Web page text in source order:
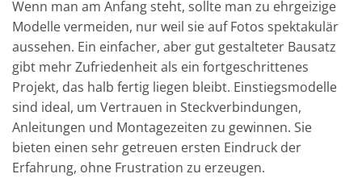
Wenn man am Anfang steht, sollte man zu ehrgeizige
Modelle vermeiden, nur weil sie auf Fotos spektakulär
aussehen. Ein einfacher, aber gut gestalteter Bausatz
gibt mehr Zufriedenheit als ein fortgeschrittenes
Projekt, das halb fertig liegen bleibt. Einstiegsmodelle
sind ideal, um Vertrauen in Steckverbindungen,
Anleitungen und Montagezeiten zu gewinnen. Sie
bieten einen sehr getreuen ersten Eindruck der
Erfahrung, ohne Frustration zu erzeugen.